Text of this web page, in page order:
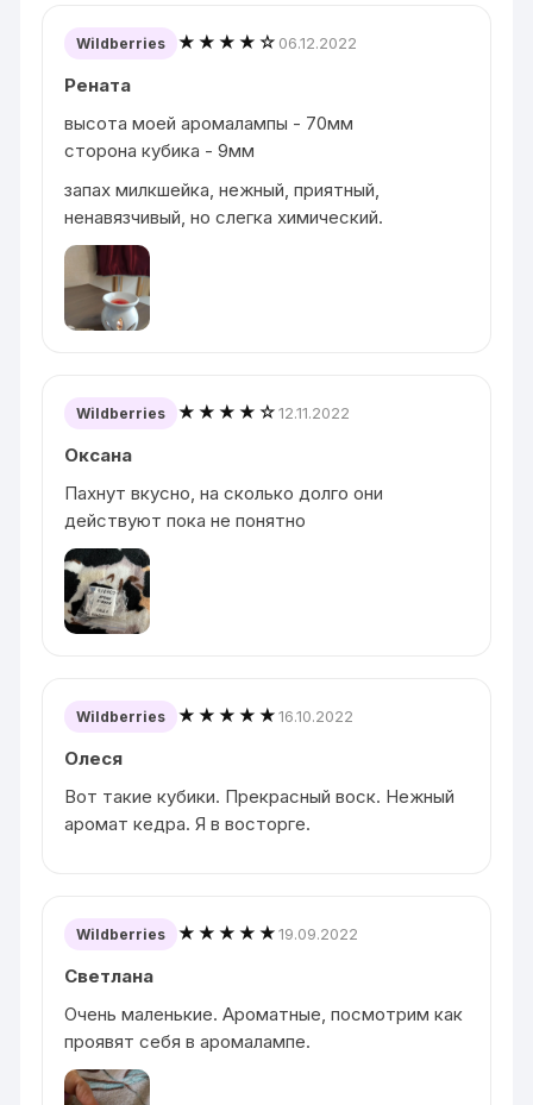
Wildberries ★★★★☆ 06.12.2022
Рената
высота моей аромалампы - 70мм
сторона кубика - 9мм
запах милкшейка, нежный, приятный,
ненавязчивый, но слегка химический.
Wildberries ★★★★☆12.11.2022
Оксана
Пахнут вкусно, на сколько долго они
действуют пока не понятно
Wildberries ★★★★★16.10.2022
Олеся
Вот такие кубики. Прекрасный воск. Нежный
аромат кедра. Я в восторге.
Wildberries ★★★★★19.09.2022
Светлана
Очень маленькие. Ароматные, посмотрим как
проявят себя в аромалампе.